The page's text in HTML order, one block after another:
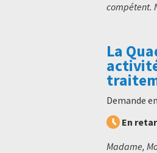
compétent.
La
Demande
En
Madame,